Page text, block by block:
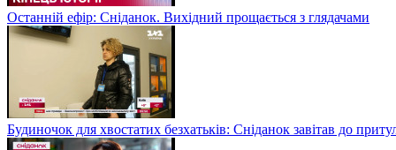
Останній ефір: Сніданок. Вихідний прощається з глядачами
Будиночок для хвостатих безхатьків: Сніданок завітав до